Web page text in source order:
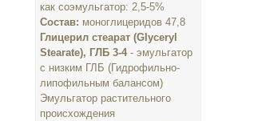
как соэмульгатор: 2,5-5%
Состав: моноглицеридов 47,8
Глицерил стеарат (Glyceryl
Stearate), ГЛБ 3-4 - эмульгатор
с низким ГЛБ (Гидрофильно-
липофильным балансом)
Эмульгатор растительного
происхождения